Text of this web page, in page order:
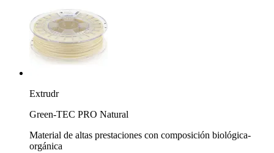
Extrudr
Green-TEC PRO Natural
Material de altas prestaciones con composición biológica-
orgánica